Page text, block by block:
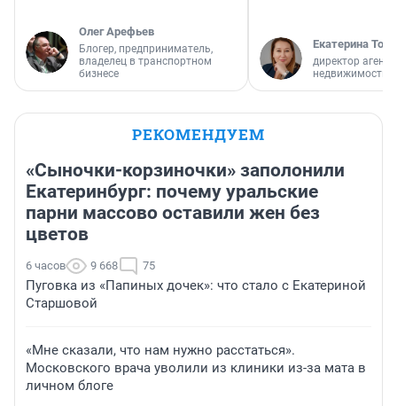
Олег Арефьев
Блогер, предприниматель,
владелец в транспортном
бизнесе
Екатерина
директор
недвижимости
РЕКОМЕНДУЕМ
«Сыночки-корзиночки» заполонили
Екатеринбург: почему уральские
парни массово оставили жен без
цветов
6 часов 9 668 75
Пуговка из «Папиных дочек»: что стало с Екатериной
Старшовой
«Мне сказали, что нам нужно расстаться».
Московского врача уволили из клиники из-за мата в
личном блоге